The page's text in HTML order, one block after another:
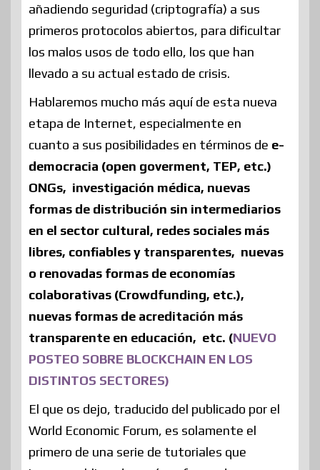
añadiendo seguridad (criptografía) a sus
primeros protocolos abiertos, para dificultar
los malos usos de todo ello, los que han
llevado a su actual estado de crisis.
Hablaremos mucho más aquí de esta nueva
etapa de Internet, especialmente en
cuanto a sus posibilidades en términos de e-
democracia (open goverment, TEP, etc.)
ONGs, investigación médica, nuevas
formas de distribución sin intermediarios
en el sector cultural, redes sociales más
libres, confiables y transparentes, nuevas
o renovadas formas de economías
colaborativas (Crowdfunding, etc.),
nuevas formas de acreditación más
transparente en educación, etc. (NUEVO
POSTEO SOBRE BLOCKCHAIN EN LOS
DISTINTOS SECTORES)
El que os dejo, traducido del publicado por el
World Economic Forum, es solamente el
primero de una serie de tutoriales que